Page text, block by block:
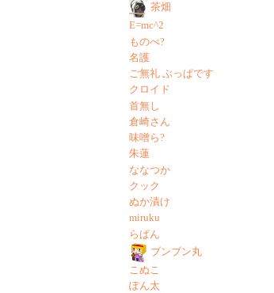
茶畑
E=mc^2
ものべ?
名護
ご無礼 ぶっぱです
クロイド
首無し
倉崎さん
味噌ら?
朱蓮
ななつか
クック
ぬか漬け
miruku
らぱん
ブンブン丸
こぬこ
ぽん太